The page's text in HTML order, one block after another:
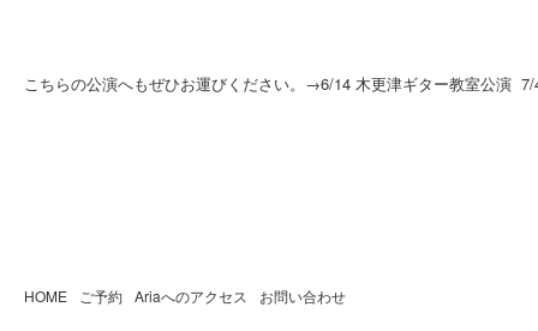
こちらの公演へもぜひお運びください。→6/14 木更津ギター教室公演
HOME ご予約 Ariaへのアクセス お問い合わせ